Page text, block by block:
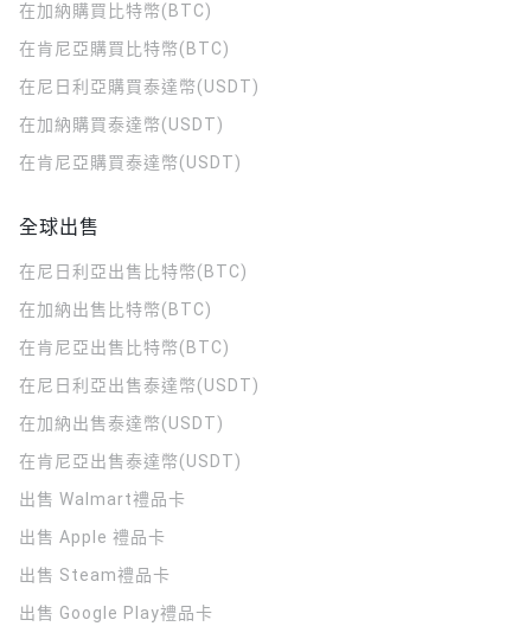
在加納購買比特幣(BTC)
在肯尼亞購買比特幣(BTC)
在尼日利亞購買泰達幣(USDT)
在加納購買泰達幣(USDT)
在肯尼亞購買泰達幣(USDT)
全球出售
在尼日利亞出售比特幣(BTC)
在加納出售比特幣(BTC)
在肯尼亞出售比特幣(BTC)
在尼日利亞出售泰達幣(USDT)
在加納出售泰達幣(USDT)
在肯尼亞出售泰達幣(USDT)
出售 Walmart禮品卡
出售 Apple 禮品卡
出售 Steam禮品卡
出售 Google Play禮品卡